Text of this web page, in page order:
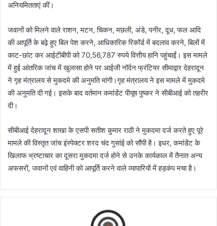
अनियमितताएं कीं।
जवानों को मिलने वाले राशन, मटन, चिकन, मछली, अंडे, पनीर, दूध, फल आदि
की आपूर्ति के बढ़े हुए बिल पेश करने, आधिकारिक रिकॉर्ड में बदलाव करने, बिलों में
काट-छांट कर आईटीबीपी को 70,56,787 रुपये वित्तीय हानि पहुंचाईं। इस मामले
में हुई आंतरिक जांच में खुलासा होने पर आईजी नॉर्दन फ्रंटियर सीमाद्वार देहरादून
ने गृह मंत्रालय से मुकदमे की अनुमति मांगी।गृह मंत्रालय ने इस मामले में मुकदमे
की अनुमति दी गई। इसके बाद वर्तमान कमांडेंट पीयूष पुष्कर ने सीबीआई को तहरीर
दी।
सीबीआई देहरादून शाखा के एसपी सतीश कुमार राठी ने मुकदमा दर्ज करते हुए पूरे
मामले की विस्तृत जांच इंस्पेक्टर शरद चंद गुसांई को सौंपी है। इधर, कमांडेंट के
खिलाफ भ्रष्टाचार का दूसरा मुकदमा दर्ज होने से उनके कार्यकाल में तैनात अन्य
अफसरों, जवानों एवं वाहिनी को आपूर्ति करने वाले व्यापारियों में हड़कंप मचा है।